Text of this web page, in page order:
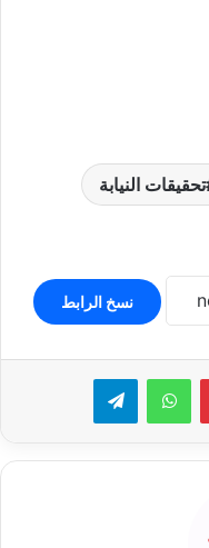
تحقيقات النيابة
نسخ الرابط
بينتيريستواتساب تيلقرام